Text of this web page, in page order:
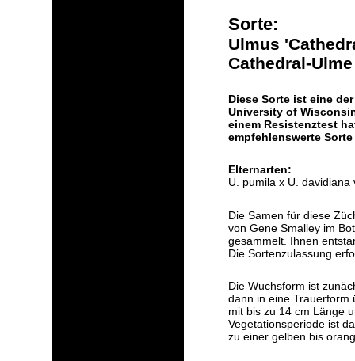
Sorte:
Ulmus
Cathedral-Ulme
Diese Sorte ist eine
University of
einem Resistenztest
empfehlenswerte
Elternarten:
U. pumila x U. davidiana
Die Samen für diese
von Gene Smalley im
gesammelt. Ihnen
Die Sortenzulassung
Die Wuchsform ist
dann in eine Trauerform
mit bis zu 14 cm Länge
Vegetationsperiode ist
zu einer gelben bis